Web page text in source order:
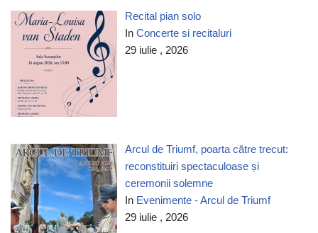
Recital pian solo
InConcerte si recitaluri
29 iulie , 2026
Arcul de Triumf, poarta către trecut:
reconstituiri spectaculoase și
ceremonii solemne
In Evenimente - Arcul de Triumf
29 iulie , 2026